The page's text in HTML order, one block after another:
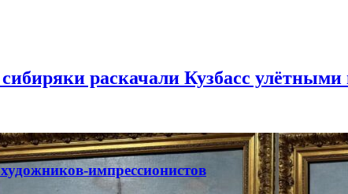
раскачали Кузбасс улётными
импрессионистов